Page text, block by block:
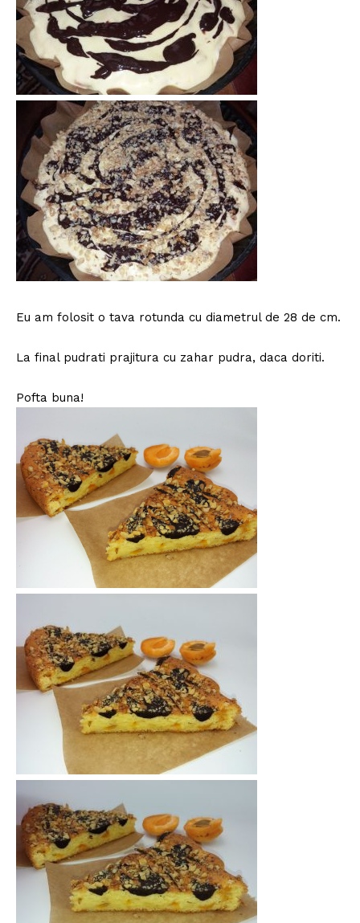
Eu am folosit o tava rotunda cu diametrul de 28 de cm.
La final pudrati prajitura cu zahar pudra, daca doriti.
Pofta buna!